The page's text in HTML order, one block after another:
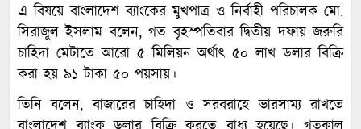
এ বিষয়ে বাংলাদেশ ব্যাংকের মুখপাত্র ও নির্বাহী পরিচালক মো.
সিরাজুল ইসলাম বলেন, গত বৃহস্পতিবার দ্বিতীয় দফায় জরুরি
চাহিদা মেটাতে আরো ৫ মিলিয়ন অর্থাৎ ৫০ লাখ ডলার বিক্রি
করা হয় ৯১ টাকা ৫০ পয়সায়।
তিনি বলেন, বাজারের চাহিদা ও সরবরাহে ভারসাম্য রাখতে